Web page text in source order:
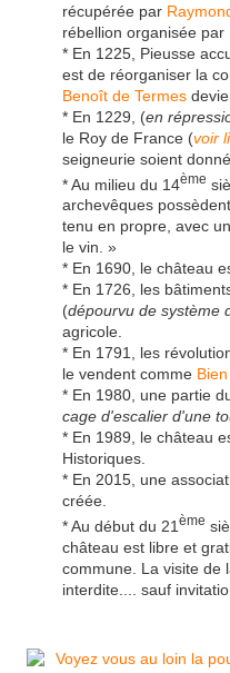
récupérée par
rébellion organisée par
* En 1225, Pieusse
est de réorganiser la
Benoît de Termes
* En 1229, (en
le Roy de France (voir
seigneurie soient
* Au milieu du 14ème
archevêques
tenu en propre, avec
le vin. »
* En 1690, le château
* En 1726, les
(dépourvu de système
agricole.
* En 1791, les
le vendent comme
* En 1980, une partie
cage d'escalier d'une
* En 1989, le château
Historiques.
* En 2015, une
créée.
* Au début du 21 ème
château est libre et
commune. La visite de
interdite.... sauf